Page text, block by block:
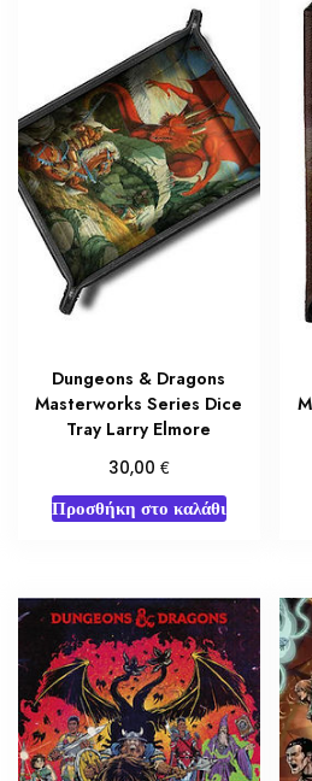
Dungeons & Dragons
Masterworks Series Dice
Tray Larry Elmore
30,00 €
Προσθήκη στο καλάθι